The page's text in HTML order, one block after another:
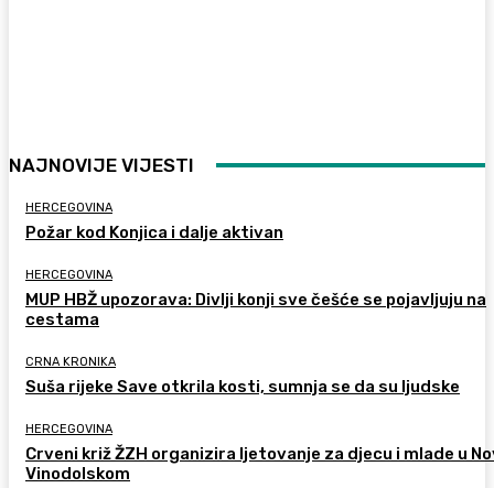
NAJNOVIJE VIJESTI
HERCEGOVINA
Požar kod Konjica i dalje aktivan
HERCEGOVINA
MUP HBŽ upozorava: Divlji konji sve češće se pojavljuju na
cestama
CRNA KRONIKA
Suša rijeke Save otkrila kosti, sumnja se da su ljudske
HERCEGOVINA
Crveni križ ŽZH organizira ljetovanje za djecu i mlade u
Vinodolskom